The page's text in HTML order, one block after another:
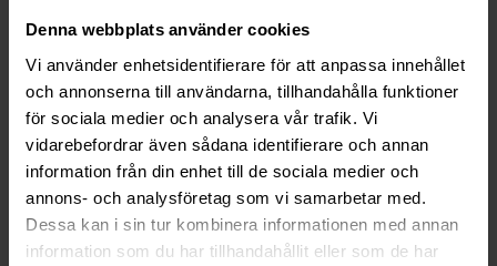
Denna webbplats använder cookies
Vi använder enhetsidentifierare för att anpassa innehållet
och annonserna till användarna, tillhandahålla funktioner
för sociala medier och analysera vår trafik. Vi
vidarebefordrar även sådana identifierare och annan
information från din enhet till de sociala medier och
annons- och analysföretag som vi samarbetar med.
Dessa kan i sin tur kombinera informationen med annan
information som du har tillhandahållit eller som de har
Vad innebär serviceavgift?
Vad är ett reservationspris?
Hur fungerar maxbud?
Hur fungerar budmotorn?